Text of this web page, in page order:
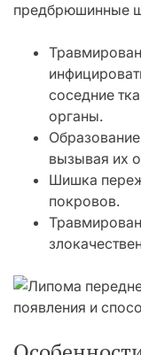
предбрюшинные
соседние
органы.
вызывая их
Шишка
покровов.